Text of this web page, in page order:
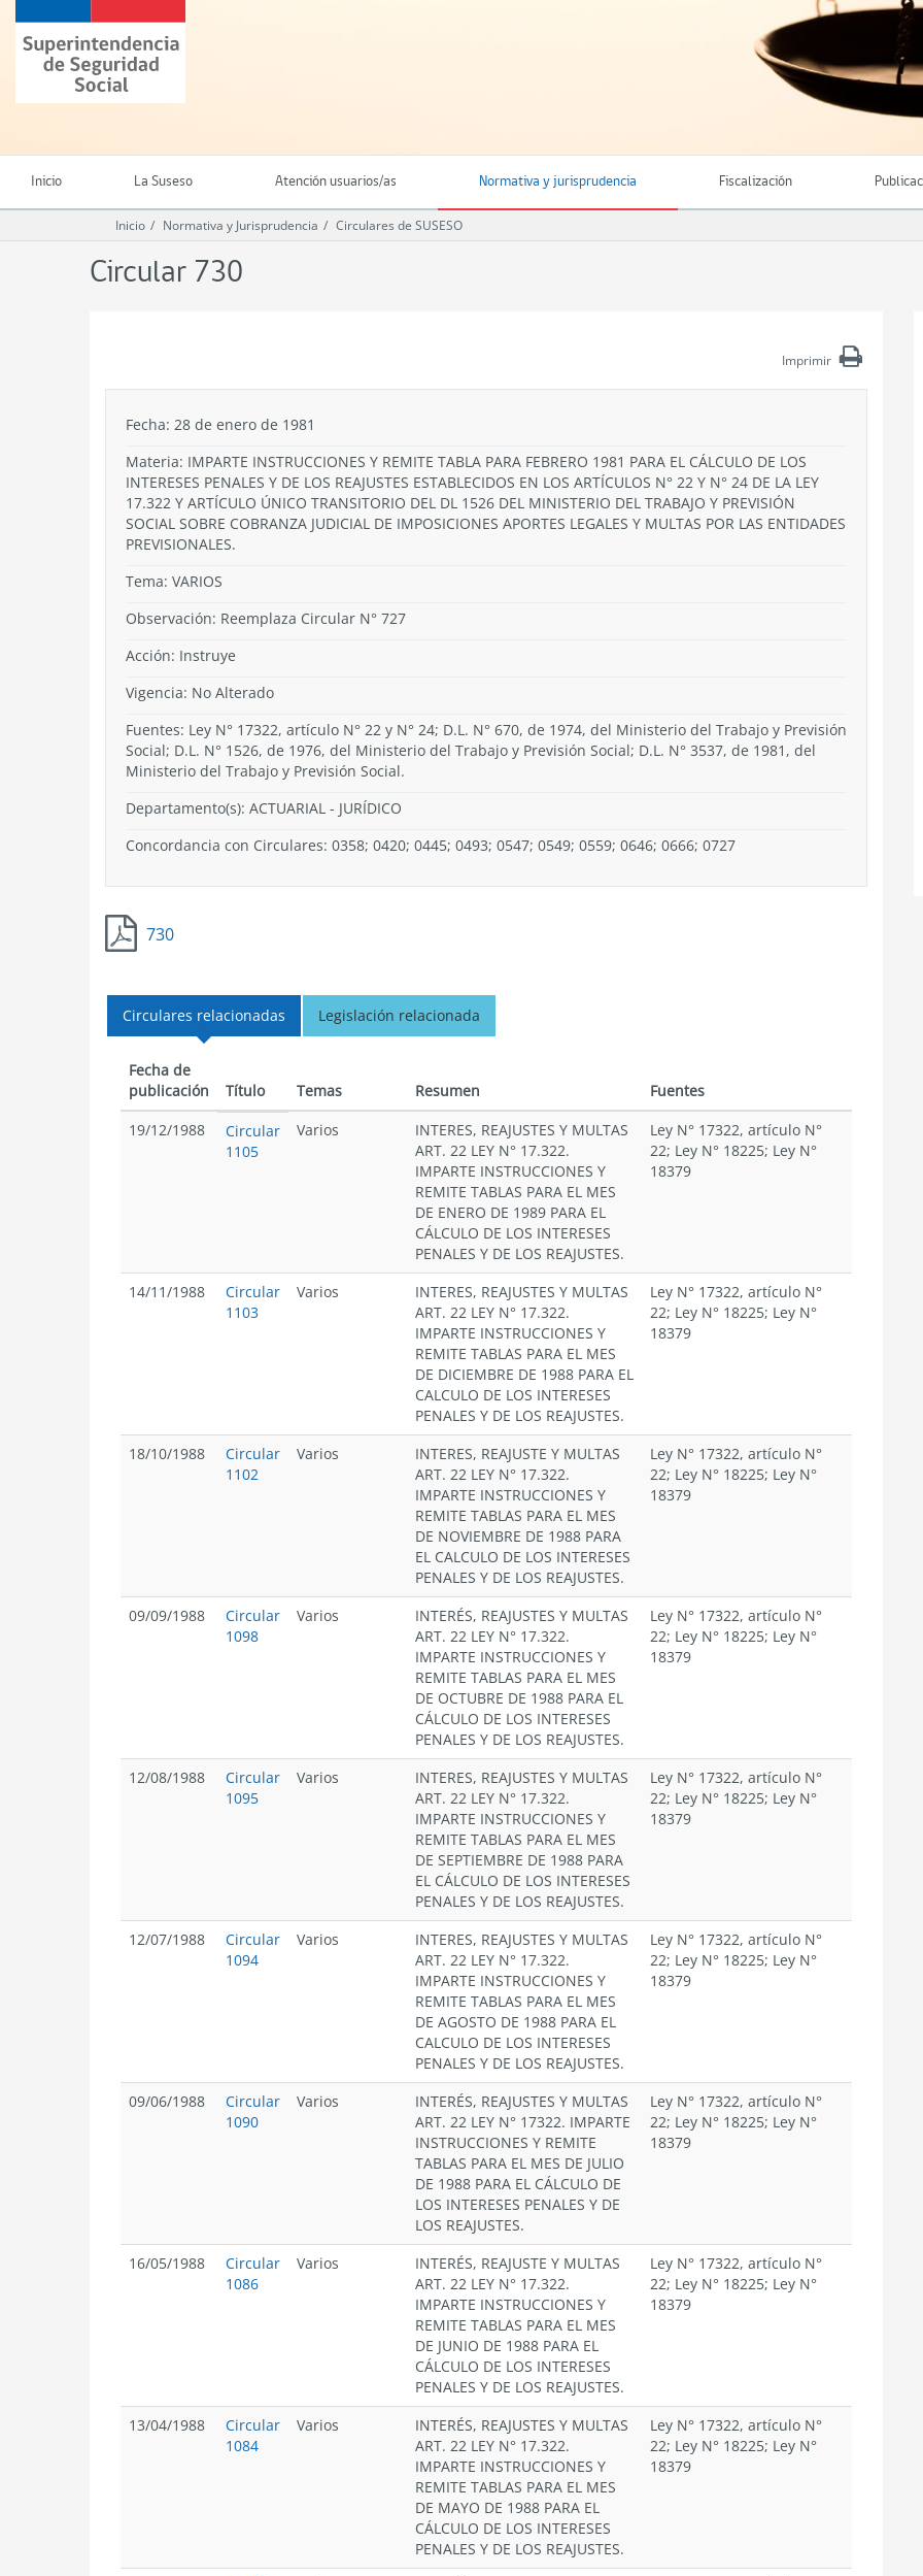
contenido
principal
Superintendencia
de
Seguridad
(SUSESO)
Chile
Inicio La Suseso Atención usuarios/as Normativa y jurisprudencia Fiscalización
Inicio Normativa y Jurisprudencia Circulares de SUSESO
Circular 730
Imprimir
Fecha: 28 de enero de 1981
Materia: IMPARTE INSTRUCCIONES Y REMITE TABLA PARA FEBRERO 1981 PARA EL CÁLCULO DE LOS
INTERESES PENALES Y DE LOS REAJUSTES ESTABLECIDOS EN LOS ARTÍCULOS N° 22 Y N° 24 DE LA LEY
17.322 Y ARTÍCULO ÚNICO TRANSITORIO DEL DL 1526 DEL MINISTERIO DEL TRABAJO Y PREVISIÓN
SOCIAL SOBRE COBRANZA JUDICIAL DE IMPOSICIONES APORTES LEGALES Y MULTAS POR LAS ENTIDADES
PREVISIONALES.
Tema: VARIOS
Observación: Reemplaza Circular N° 727
Acción: Instruye
Vigencia: No Alterado
Fuentes: Ley N° 17322, artículo N° 22 y N° 24; D.L. N° 670, de 1974, del Ministerio del Trabajo y Previsión
Social; D.L. N° 1526, de 1976, del Ministerio del Trabajo y Previsión Social; D.L. N° 3537, de 1981, del
Ministerio del Trabajo y Previsión Social.
Departamento(s): ACTUARIAL - JURÍDICO
Concordancia con Circulares: 0358; 0420; 0445; 0493; 0547; 0549; 0559; 0646; 0666; 0727
730
Circulares relacionadas Legislación relacionada
Fecha de
publicación
Título Temas Resumen
Fuentes
19/12/1988
Circular
1105
Varios
INTERES, REAJUSTES Y MULTAS
ART. 22 LEY N° 17.322.
IMPARTE INSTRUCCIONES Y
REMITE TABLAS PARA EL MES
DE ENERO DE 1989 PARA EL
CÁLCULO DE LOS INTERESES
PENALES Y DE LOS REAJUSTES.
Ley N° 17322, artículo N°
22; Ley N° 18225; Ley N°
18379
14/11/1988
Circular
1103
Varios
INTERES, REAJUSTES Y MULTAS
ART. 22 LEY N° 17.322.
IMPARTE INSTRUCCIONES Y
REMITE TABLAS PARA EL MES
DE DICIEMBRE DE 1988 PARA EL
CALCULO DE LOS INTERESES
PENALES Y DE LOS REAJUSTES.
Ley N° 17322, artículo N°
22; Ley N° 18225; Ley N°
18379
18/10/1988
Circular
1102
Varios
INTERES, REAJUSTE Y MULTAS
ART. 22 LEY N° 17.322.
IMPARTE INSTRUCCIONES Y
REMITE TABLAS PARA EL MES
DE NOVIEMBRE DE 1988 PARA
EL CALCULO DE LOS INTERESES
PENALES Y DE LOS REAJUSTES.
Ley N° 17322, artículo N°
22; Ley N° 18225; Ley N°
18379
09/09/1988
Circular
1098
Varios
INTERÉS, REAJUSTES Y MULTAS
ART. 22 LEY N° 17.322.
IMPARTE INSTRUCCIONES Y
REMITE TABLAS PARA EL MES
DE OCTUBRE DE 1988 PARA EL
CÁLCULO DE LOS INTERESES
PENALES Y DE LOS REAJUSTES.
Ley N° 17322, artículo N°
22; Ley N° 18225; Ley N°
18379
12/08/1988
Circular
1095
Varios
INTERES, REAJUSTES Y MULTAS
ART. 22 LEY N° 17.322.
IMPARTE INSTRUCCIONES Y
REMITE TABLAS PARA EL MES
DE SEPTIEMBRE DE 1988 PARA
EL CÁLCULO DE LOS INTERESES
PENALES Y DE LOS REAJUSTES.
Ley N° 17322, artículo N°
22; Ley N° 18225; Ley N°
18379
12/07/1988
Circular
1094
Varios
INTERES, REAJUSTES Y MULTAS
ART. 22 LEY N° 17.322.
IMPARTE INSTRUCCIONES Y
REMITE TABLAS PARA EL MES
DE AGOSTO DE 1988 PARA EL
CALCULO DE LOS INTERESES
PENALES Y DE LOS REAJUSTES.
Ley N° 17322, artículo N°
22; Ley N° 18225; Ley N°
18379
09/06/1988
Circular
1090
Varios
INTERÉS, REAJUSTES Y MULTAS
ART. 22 LEY N° 17322. IMPARTE
INSTRUCCIONES Y REMITE
TABLAS PARA EL MES DE JULIO
DE 1988 PARA EL CÁLCULO DE
LOS INTERESES PENALES Y DE
LOS REAJUSTES.
Ley N° 17322, artículo N°
22; Ley N° 18225; Ley N°
18379
16/05/1988
Circular
1086
Varios
INTERÉS, REAJUSTE Y MULTAS
ART. 22 LEY N° 17.322.
IMPARTE INSTRUCCIONES Y
REMITE TABLAS PARA EL MES
DE JUNIO DE 1988 PARA EL
CÁLCULO DE LOS INTERESES
PENALES Y DE LOS REAJUSTES.
Ley N° 17322, artículo N°
22; Ley N° 18225; Ley N°
18379
13/04/1988
Circular
1084
Varios
INTERÉS, REAJUSTES Y MULTAS
ART. 22 LEY N° 17.322.
IMPARTE INSTRUCCIONES Y
REMITE TABLAS PARA EL MES
DE MAYO DE 1988 PARA EL
CÁLCULO DE LOS INTERESES
PENALES Y DE LOS REAJUSTES.
Ley N° 17322, artículo N°
22; Ley N° 18225; Ley N°
18379